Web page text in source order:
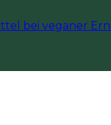
bei veganer